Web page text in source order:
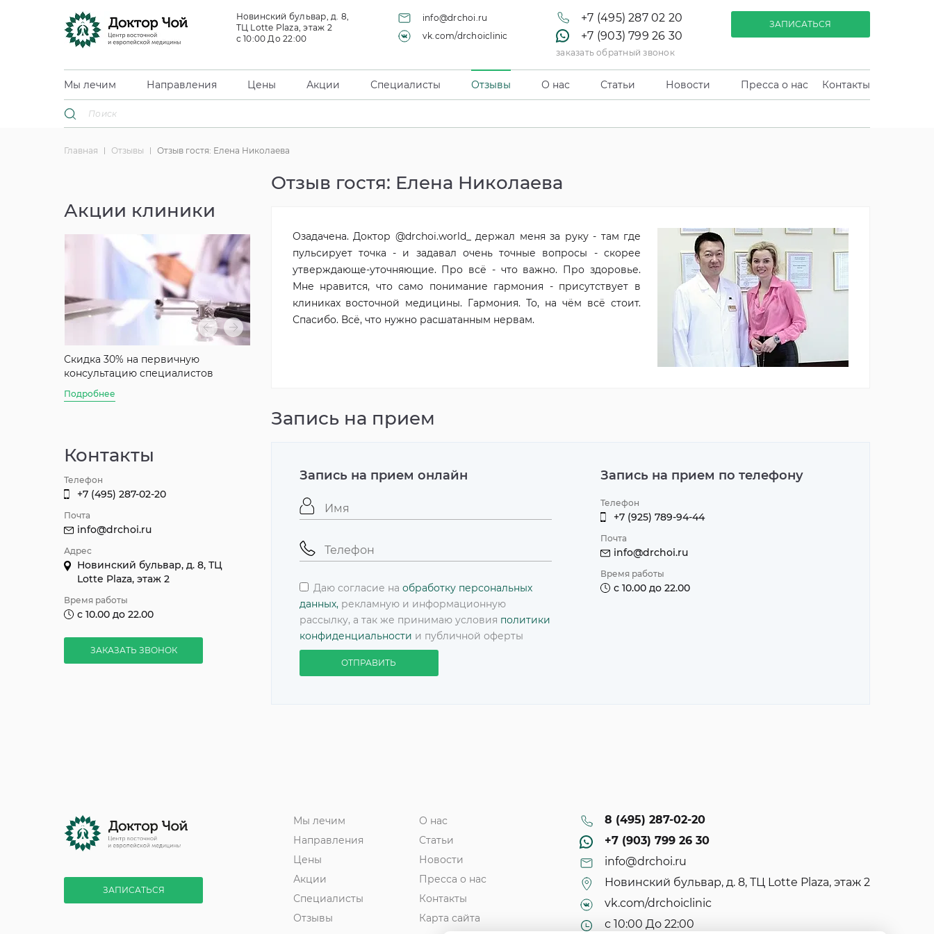
Новинский бульвар, д. 8,
ТЦ Lotte Plaza, этаж 2
с 10:00 До 22:00
info@drchoi.ru
vk.com/drchoiclinic
+7 (495) 287 02 20
+7 (903) 799 26 30
заказать обратный звонок
ЗАПИСАТЬСЯ
Мы лечим Направления Цены Акции Специалисты Отзывы О нас Статьи Новости Пресса о нас Контакты
Главная Отзывы Отзыв гостя: Елена Николаева
Акции клиники
Скидка 30% на первичную
консультацию специалистов
Подробнее
Скидка до 10% на курс массажа Мы принимаем
Контакты
Телефон
+7 (495) 287-02-20
Почта
info@drchoi.ru
Адрес
Новинский бульвар, д. 8, ТЦ
Lotte Plaza, этаж 2
Время работы
с 10.00 до 22.00
ЗАКАЗАТЬ ЗВОНОК
Отзыв гостя: Елена Николаева
Озадачена. Доктор @drchoi.world_ держал меня за руку - там где
пульсирует точка - и задавал очень точные вопросы - скорее
утверждающе-уточняющие. Про всё - что важно. Про здоровье.
Мне нравится, что само понимание гармония - присутствует в
клиниках восточной медицины. Гармония. То, на чём всё стоит.
Спасибо. Всё, что нужно расшатанным нервам.
Запись на прием
Запись на прием онлайн
Даю согласие на обработку персональных
данных,рекламную и информационную
рассылку, а так же принимаю условия политики
конфиденциальности и публичной оферты
ОТПРАВИТЬ
Запись на прием по телефону
Телефон
+7 (925) 789-94-44
Почта
info@drchoi.ru
Время работы
с 10.00 до 22.00
ЗАПИСАТЬСЯ
Мы лечим
Направления
Цены
Акции
Специалисты
Отзывы
О нас
Статьи
Новости
Пресса о нас
Контакты
Карта сайта
8 (495) 287-02-20
+7 (903) 799 26 30
info@drchoi.ru
Новинский бульвар, д. 8, ТЦ Lotte Plaza, этаж 2
vk.com/drchoiclinic
с 10:00 До 22:00